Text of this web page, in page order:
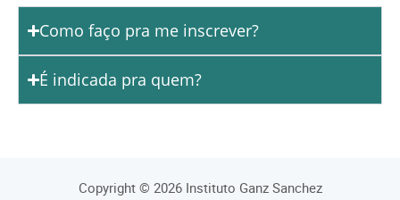
Como faço pra me inscrever?
É indicada pra quem?
Copyright © 2026 Instituto Ganz Sanchez